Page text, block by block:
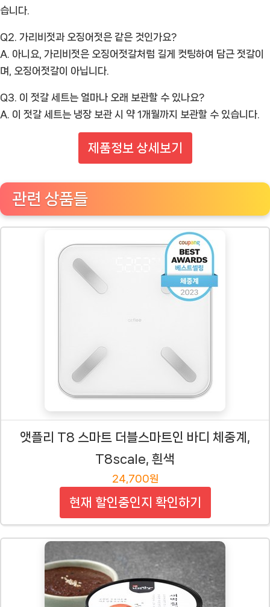
습니다.
Q2. 가리비젓과 오징어젓은 같은 것인가요?
A. 아니요, 가리비젓은 오징어젓갈처럼 길게 컷팅하여 담근 젓갈이
며, 오징어젓갈이 아닙니다.
Q3. 이 젓갈 세트는 얼마나 오래 보관할 수 있나요?
A. 이 젓갈 세트는 냉장 보관 시 약 1개월까지 보관할 수 있습니다.
제품정보 상세보기
관련 상품들
앳플리 T8 스마트 더블스마트인 바디 체중계,
T8scale, 흰색
24,700원
현재 할인중인지 확인하기